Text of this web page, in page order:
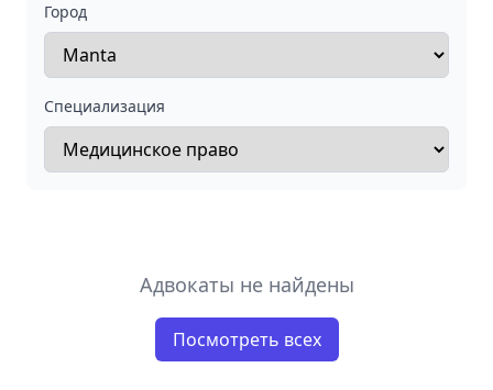
Город
Специализация
Адвокаты не найдены
Посмотреть всех